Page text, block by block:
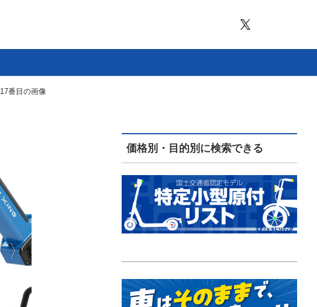
17番目の画像
価格別・目的別に検索できる